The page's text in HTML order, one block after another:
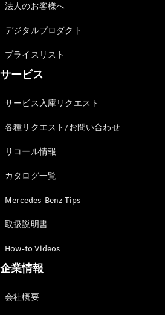
法人のお客様へ
デジタルプロダクト
プライスリスト
サービス
サービス入庫リクエスト
各種リクエスト/お問い合わせ
リコール情報
カタログ一覧
Mercedes-Benz Tips
取扱説明書
How-to Videos
企業情報
会社概要